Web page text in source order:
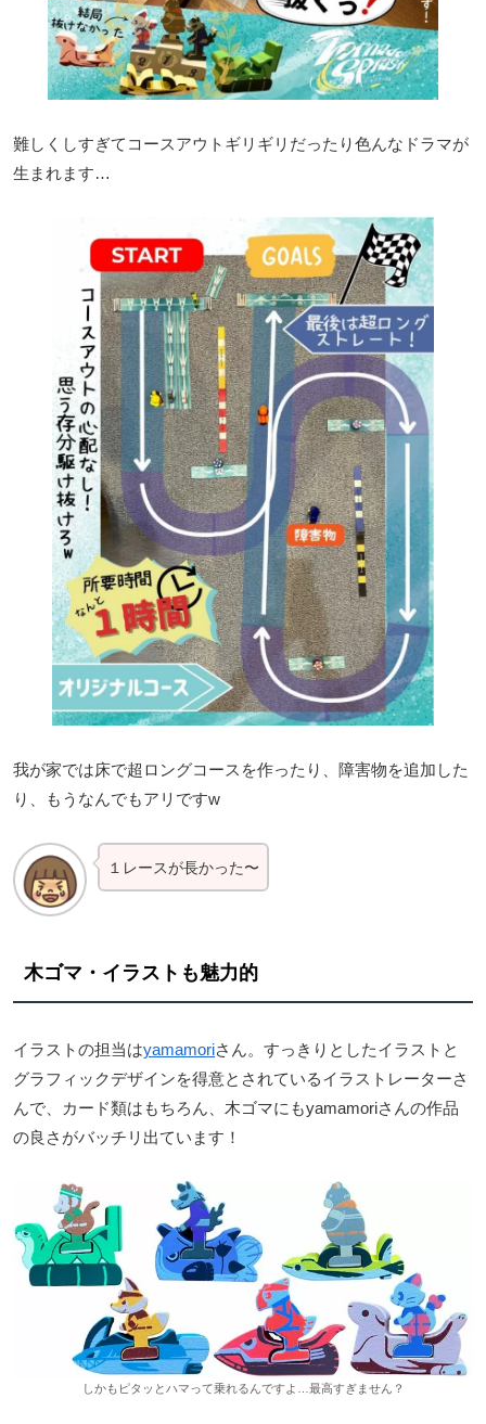
難しくしすぎてコースアウトギリギリだったり色んなドラマが
生まれます…
我が家では床で超ロングコースを作ったり、障害物を追加した
り、もうなんでもアリですw
１ レースが長かった〜
木ゴマ・イラストも魅力的
イラストの担当はyamamoriさん。すっきりとしたイラストと
グラフィックデザインを得意とされているイラストレーターさ
んで、カード類はもちろん、木ゴマにもyamamoriさんの作品
の良さがバッチリ出ています！
しかもピタッとハマって乗れるんですよ…最高すぎません？